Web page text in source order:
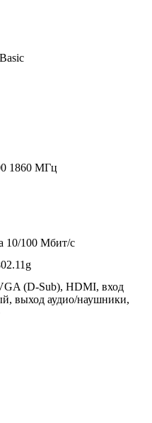
1860 МГц
10/100 Мбит/c
(D-Sub), HDMI, вход
выход аудио/наушники,